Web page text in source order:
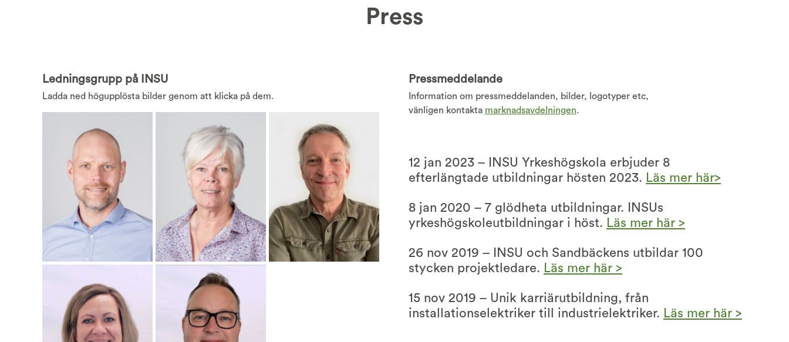
Press
Ledningsgrupp på INSU
Ladda ned högupplösta bilder genom att klicka på dem.
Pressmeddelande
Information om pressmeddelanden, bilder, logotyper etc,
vänligen kontakta marknadsavdelningen.
12 jan 2023 – INSU Yrkeshögskola erbjuder 8
efterlängtade utbildningar hösten 2023. Läs mer här>
8 jan 2020 – 7 glödheta utbildningar. INSUs
yrkeshögskoleutbildningar i höst. Läs mer här >
26 nov 2019 – INSU och Sandbäckens utbildar 100
stycken projektledare. Läs mer här >
15 nov 2019 – Unik karriärutbildning, från
installationselektriker till industrielektriker. Läs mer här >